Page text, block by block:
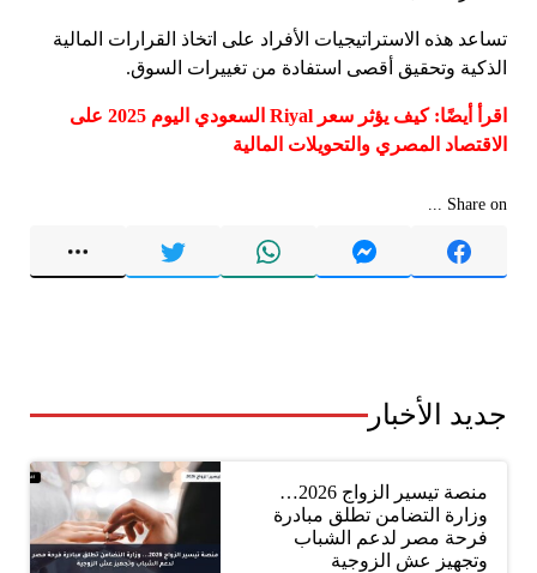
تساعد هذه الاستراتيجيات الأفراد على اتخاذ القرارات المالية
الذكية وتحقيق أقصى استفادة من تغييرات السوق.
اقرأ أيضًا: كيف يؤثر سعر Riyal السعودي اليوم 2025 على
الاقتصاد المصري والتحويلات المالية
Share on ...
جديد الأخبار
منصة تيسير الزواج 2026…
وزارة التضامن تطلق مبادرة
فرحة مصر لدعم الشباب
وتجهيز عش الزوجية